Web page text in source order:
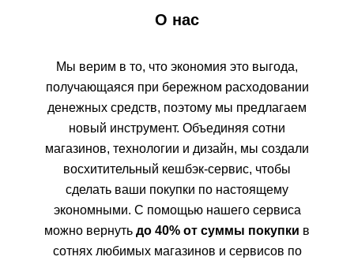
О нас
Мы верим в то, что экономия это выгода,
получающаяся при бережном расходовании
денежных средств, поэтому мы предлагаем
новый инструмент. Объединяя сотни
магазинов, технологии и дизайн, мы создали
восхитительный кешбэк-сервис, чтобы
сделать ваши покупки по настоящему
экономными. С помощью нашего сервиса
можно вернуть до 40% от суммы покупки в
сотнях любимых магазинов и сервисов по